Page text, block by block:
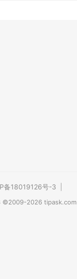
备18019126号-3
©2009-2026 tipask.com